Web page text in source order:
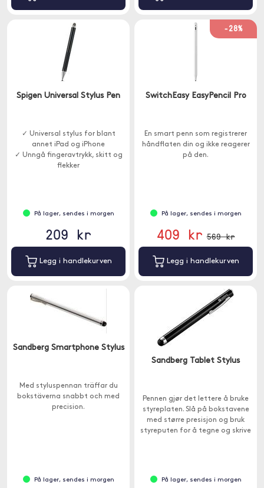
Spigen Universal Stylus Pen
✓ Universal stylus for blant
annet iPad og iPhone
✓ Unngå fingeravtrykk, skitt og
flekker
På lager, sendes i morgen
209 kr
Legg i handlekurven
-28%
SwitchEasy EasyPencil Pro
En smart penn som registrerer
håndflaten din og ikke reagerer
på den.
På lager, sendes i morgen
409 kr 569 kr
Legg i handlekurven
Sandberg Smartphone Stylus
Med styluspennan träffar du
bokstäverna snabbt och med
precision.
På lager, sendes i morgen
Sandberg Tablet Stylus
Pennen gjør det lettere å bruke
styreplaten. Slå på bokstavene
med større presisjon og bruk
styreputen for å tegne og skrive
På lager, sendes i morgen